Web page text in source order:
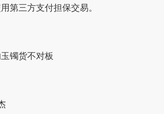
第三方支付担保交易。
镯货不对板